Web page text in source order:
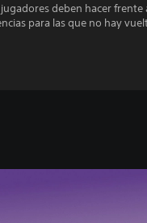
deben hacer frente
para las que no hay